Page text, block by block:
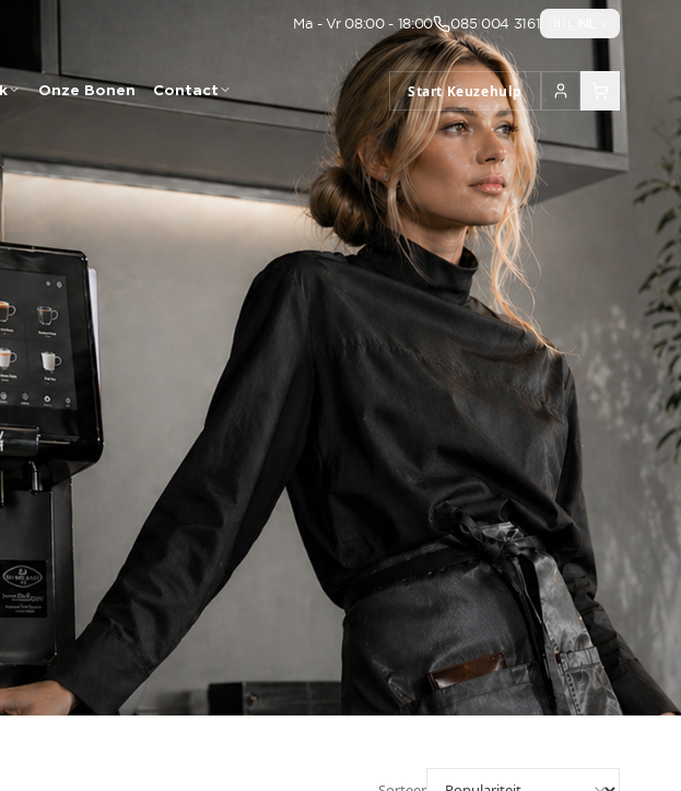
Ma - Vr 08:00 - 18:00 085 004 3161
Onze Bonen Contact Start Keuzehulp